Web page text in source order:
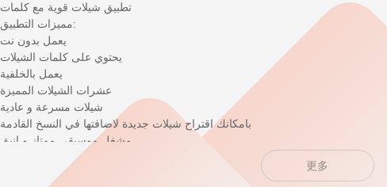
تطبيق شيلات قوية مع كلمات
مميزات التطبيق:
يعمل بدون نت
يحتوي على كلمات الشيلات
يعمل بالخلفية
عشرات الشيلات المميزة
شيلات مسرعة و عادية
بامكانك اقتراح شيلات جديدة لاضافتها في النسخ القادمة
مشغل موسيقى ممتاز و انيق
تستطيع ايضا التحكم بالشيلات من خارج التطبيق ومن شاشة القفل كذلك
更多